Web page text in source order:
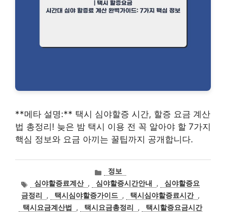
**메타 설명:** 택시 심야할증 시간, 할증 요금 계산
법 총정리! 늦은 밤 택시 이용 전 꼭 알아야 할 7가지
핵심 정보와 요금 아끼는 꿀팁까지 공개합니다.
카
테
고
리
정보
태
그
심야할증료계산 , 심야할증시간안내 ,
심야할증요
금정리
, 택시심야할증가이드 , 택시심야할증료시간 ,
택시요금계산법
, 택시요금총정리 ,
택시할증요금시간